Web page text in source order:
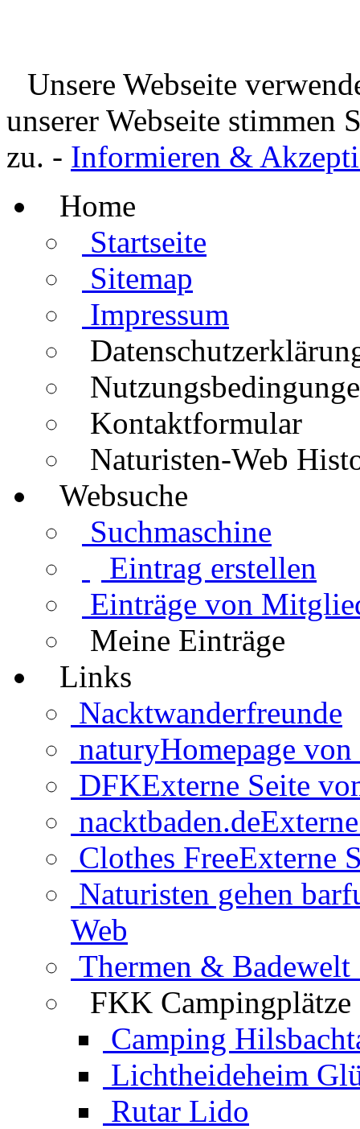
Unsere Webseite
unserer Webseite stimmen
zu. - Informieren &
Home
Startseite
Sitemap
Impressum
Kontaktformular
Naturisten-Web
Websuche
Suchmaschine
Eintrag erstellen
Einträge von
Meine Einträge
Links
Nacktwanderfreunde
naturyHomepage
DFKExterne Seite
nacktbaden.de
Clothes FreeExterne
Naturisten gehen
Web
Thermen & Badewelt
FKK Campingplätze
Camping
Lichtheideheim
Rutar Lido